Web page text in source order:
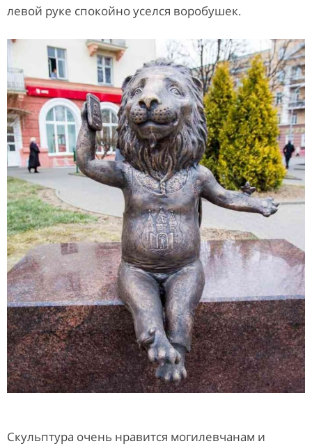
левой руке спокойно уселся воробушек.
Скульптура очень нравится могилевчанам и